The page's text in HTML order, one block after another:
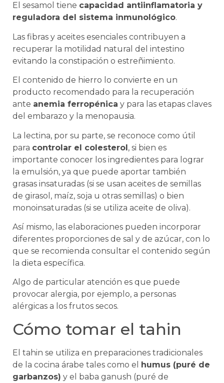
El sesamol tiene capacidad antiinflamatoria y
reguladora del sistema inmunológico.
Las fibras y aceites esenciales contribuyen a
recuperar la motilidad natural del intestino
evitando la constipación o estreñimiento.
El contenido de hierro lo convierte en un
producto recomendado para la recuperación
ante anemia ferropénica y para las etapas claves
del embarazo y la menopausia.
La lectina, por su parte, se reconoce como útil
para controlar el colesterol, si bien es
importante conocer los ingredientes para lograr
la emulsión, ya que puede aportar también
grasas insaturadas (si se usan aceites de semillas
de girasol, maíz, soja u otras semillas) o bien
monoinsaturadas (si se utiliza aceite de oliva).
Así mismo, las elaboraciones pueden incorporar
diferentes proporciones de sal y de azúcar, con lo
que se recomienda consultar el contenido según
la dieta específica.
Algo de particular atención es que puede
provocar alergia, por ejemplo, a personas
alérgicas a los frutos secos.
Cómo tomar el tahin
El tahin se utiliza en preparaciones tradicionales
de la cocina árabe tales como el humus (puré de
garbanzos) y el baba ganush (puré de